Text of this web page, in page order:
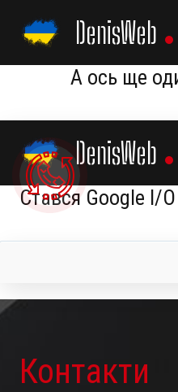
content
DenisWeb
А ось ще
Контакти